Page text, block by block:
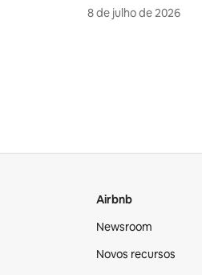
8 de julho de 2026
Airbnb
Newsroom
Novos recursos